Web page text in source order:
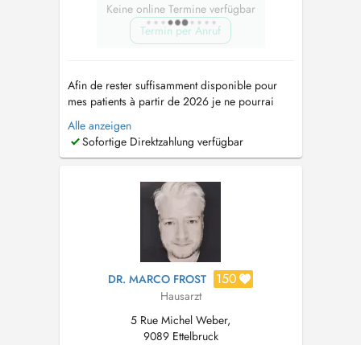
Keine online Termine verfügbar
Termin per Anruf
Afin de rester suffisamment disponible pour
mes patients à partir de 2026 je ne pourrai
plus accepter des nouveaux patients sauf les
habitants du Canton de Mersch. Mes anciens
patients du Centre médical Cents comptent
vacances d'été le cabinet sera fermé du ...
Alle anzeigen
Sofortige Direktzahlung verfügbar
DR. MARCO FROST 150
Hausarzt
5 Rue Michel Weber,
9089 Ettelbruck